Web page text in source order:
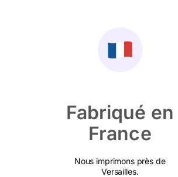
Fabriqué en
France
Nous imprimons près de
Versailles.